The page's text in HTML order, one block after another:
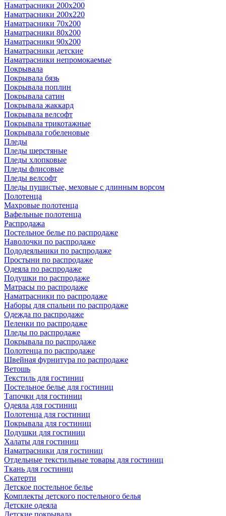
Наматрасники 200х200
Наматрасники 200х220
Наматрасники 70х200
Наматрасники 80х200
Наматрасники 90х200
Наматрасники детские
Наматрасники непромокаемые
Покрывала
Покрывала бязь
Покрывала поплин
Покрывала сатин
Покрывала жаккард
Покрывала велсофт
Покрывала трикотажные
Покрывала гобеленовые
Пледы
Пледы шерстяные
Пледы хлопковые
Пледы флисовые
Пледы велсофт
Пледы пушистые, меховые с длинным ворсом
Полотенца
Махровые полотенца
Вафельные полотенца
Распродажа
Постельное белье по распродаже
Наволочки по распродаже
Пододеяльники по распродаже
Простыни по распродаже
Одеяла по распродаже
Подушки по распродаже
Матрасы по распродаже
Наматрасники по распродаже
Наборы для спальни по распродаже
Одежда по распродаже
Пеленки по распродаже
Пледы по распродаже
Покрывала по распродаже
Полотенца по распродаже
Швейная фурнитура по распродаже
Ветошь
Текстиль для гостиниц
Постельное белье для гостиниц
Тапочки для гостиниц
Одеяла для гостиниц
Полотенца для гостиниц
Покрывала для гостиниц
Подушки для гостиниц
Халаты для гостиниц
Наматрасники для гостиниц
Отдельные текстильные товары для гостиниц
Ткань для гостиниц
Скатерти
Детское постельное белье
Комплекты детского постельного белья
Детские одеяла
Детские покрывала